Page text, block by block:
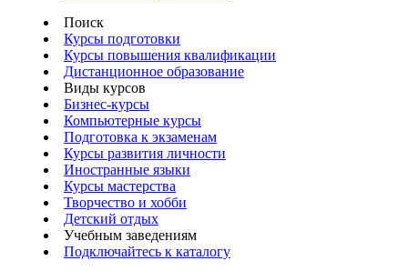
Поиск
Курсы подготовки
Курсы повышения квалификации
Дистанционное образование
Виды курсов
Бизнес-курсы
Компьютерные курсы
Подготовка к экзаменам
Курсы развития личности
Иностранные языки
Курсы мастерства
Творчество и хобби
Детский отдых
Учебным заведениям
Подключайтесь к каталогу